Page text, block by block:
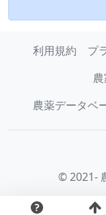
利用規約 プ
農薬データベ
© 2021-